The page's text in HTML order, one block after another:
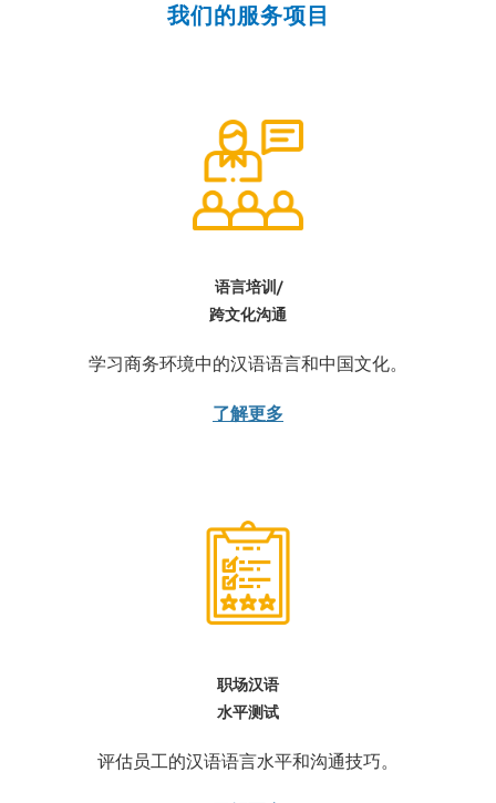
我们的服务项目
语言培训/
跨文化沟通
学习商务环境中的汉语语言和中国文化。
了解更多
职场汉语
水平测试
评估员工的汉语语言水平和沟通技巧。